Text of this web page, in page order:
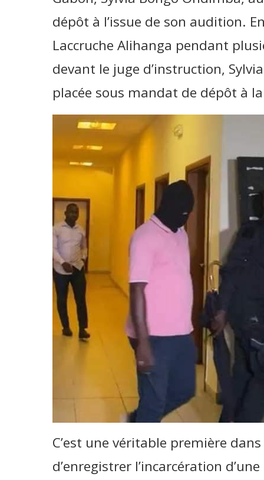
dépôt à l’issue de son audition.
Laccruche Alihanga pendant
devant le juge d’instruction,
placée sous mandat de dépôt à
C’est une véritable première
d’enregistrer l’incarcération